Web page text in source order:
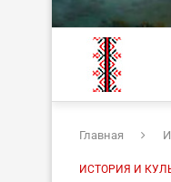
Главная
ИСТОРИЯ И